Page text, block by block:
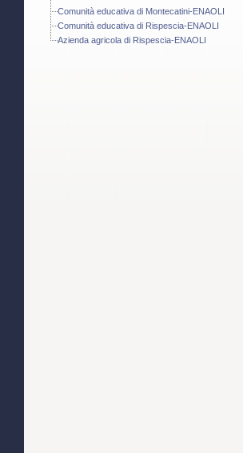
Comunità educativa di Montecatini-ENAOLI
Comunità educativa di Rispescia-ENAOLI
Azienda agricola di Rispescia-ENAOLI